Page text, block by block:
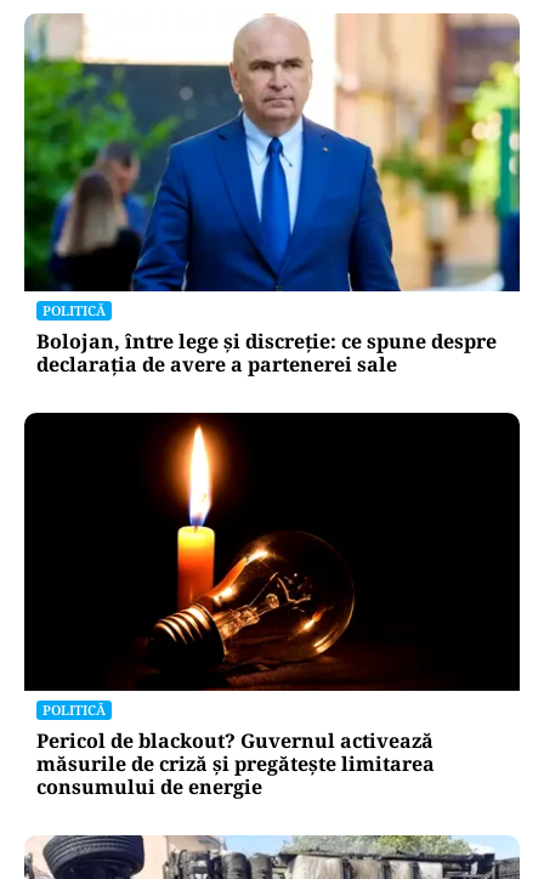
POLITICĂ
Bolojan, între lege și discreție: ce spune despre
declarația de avere a partenerei sale
POLITICĂ
Pericol de blackout? Guvernul activează
măsurile de criză și pregătește limitarea
consumului de energie